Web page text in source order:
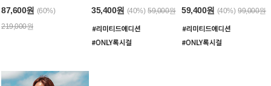
87,600원 (60%)
219,000원
35,400원 (40%) 59,000원 59,400원 (40%) 99,000원